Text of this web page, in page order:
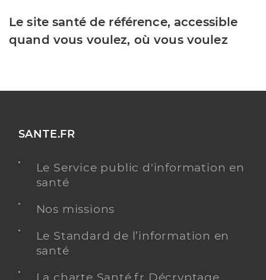
Le site santé de référence, accessible
quand vous voulez, où vous voulez
SANTE.FR
Le Service public d'information en
santé
Nos missions
Le Standard de l’information en
santé
La charte Santé.fr Décryptage